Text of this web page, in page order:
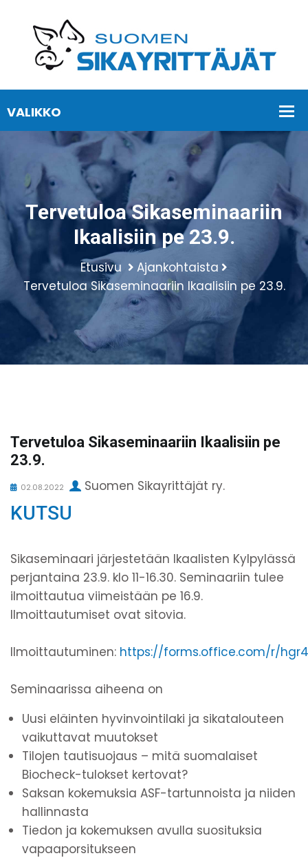
Tervetuloa Sikaseminaariin
Ikaalisiin pe 23.9.
Etusivu
Ajankohtaista
Tervetuloa Sikaseminaariin Ikaalisiin pe 23.9.
Tervetuloa Sikaseminaariin Ikaalisiin pe
23.9.
02.08.2022 Suomen Sikayrittäjät ry.
KUTSU
Sikaseminaari järjestetään Ikaalisten Kylpylässä
perjantaina 23.9. klo 11-16.30. Seminaariin tulee
ilmoittautua viimeistään pe 16.9.
Ilmoittautumiset ovat sitovia.
Ilmoittautuminen: https://forms.office.com/r/
Seminaarissa aiheena on
Uusi eläinten hyvinvointilaki ja sikatalouteen
vaikuttavat muutokset
Tilojen tautisuojaus – mitä suomalaiset
Biocheck-tulokset kertovat?
Saksan kokemuksia ASF-tartunnoista ja niiden
hallinnasta
Tiedon ja kokemuksen avulla suosituksia
vapaaporsitukseen